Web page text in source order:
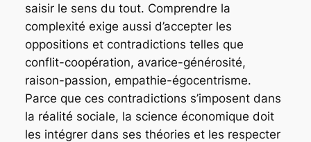
saisir le sens du tout. Comprendre la
complexité exige aussi d’accepter les
oppositions et contradictions telles que
conflit-coopération, avarice-générosité,
raison-passion, empathie-égocentrisme.
Parce que ces contradictions s’imposent dans
la réalité sociale, la science économique doit
les intégrer dans ses théories et les respecter